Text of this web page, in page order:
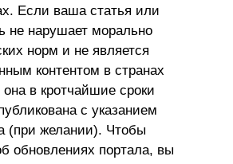
Если ваша статья или
не нарушает морально
норм и не является
контентом в странах
в кротчайшие сроки
с указанием
(при желании). Чтобы
обновлениях портала, вы